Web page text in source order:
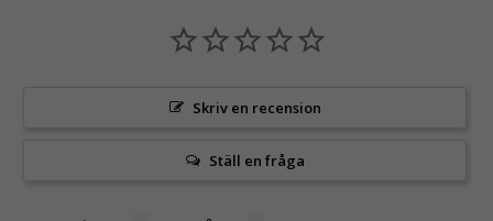
Skriv en recension
Ställ en fråga